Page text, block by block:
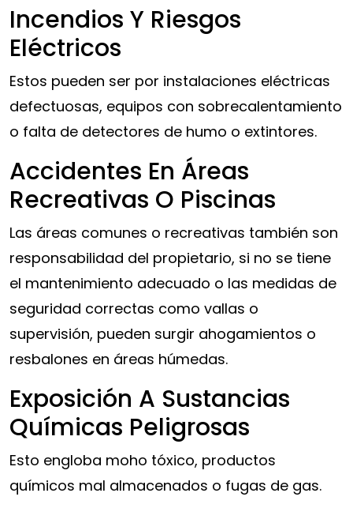
Incendios Y Riesgos
Eléctricos
Estos pueden ser por instalaciones eléctricas
defectuosas, equipos con sobrecalentamiento
o falta de detectores de humo o extintores.
Accidentes En Áreas
Recreativas O Piscinas
Las áreas comunes o recreativas también son
responsabilidad del propietario, si no se tiene
el mantenimiento adecuado o las medidas de
seguridad correctas como vallas o
supervisión, pueden surgir ahogamientos o
resbalones en áreas húmedas.
Exposición A Sustancias
Químicas Peligrosas
Esto engloba moho tóxico, productos
químicos mal almacenados o fugas de gas.